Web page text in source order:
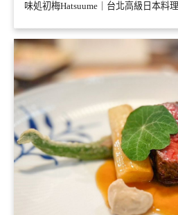
味処初梅Hatsuume｜台北高級日本料